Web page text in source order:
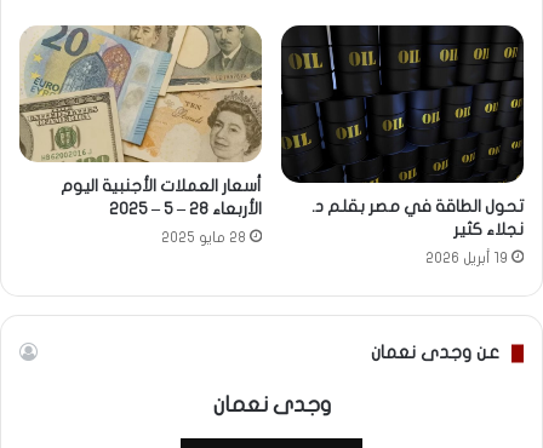
تحول الطاقة في مصر بقلم د.
نجلاء كثير
19 أبريل 2026
أسعار العملات الأجنبية اليوم
الأربعاء 28 – 5 – 2025
28 مايو 2025
عن وجدى نعمان
وجدى نعمان